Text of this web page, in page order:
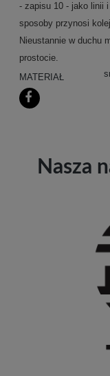
- zapisu 10 - jako linii
sposoby przynosi
Nieustannie w duchu
prostocie.
MATERIAŁ
Nasza